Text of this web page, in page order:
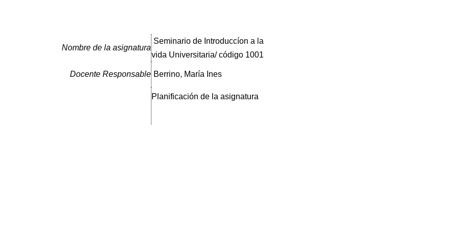
Nombre de la asignatura
Seminario de Introduccíon a la
vida Universitaria/ código 1001
Docente Responsable Berrino, María Ines
Planificación de la asignatura